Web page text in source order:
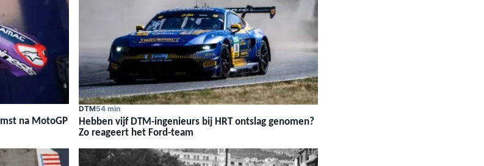
na MotoGP
DTM54 min
Hebben vijf DTM-ingenieurs bij HRT ontslag genomen?
Zo reageert het Ford-team